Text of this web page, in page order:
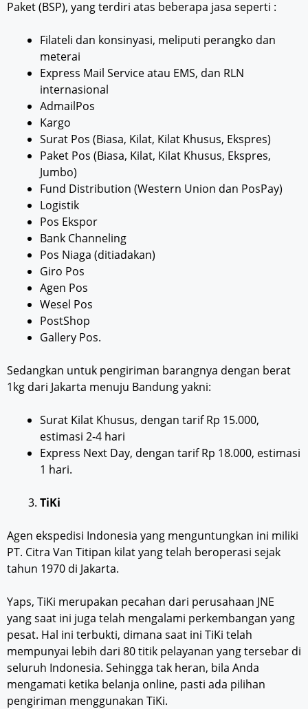
Paket (BSP), yang terdiri atas beberapa jasa seperti :
Filateli dan konsinyasi, meliputi perangko dan
meterai
Express Mail Service atau EMS, dan RLN
internasional
AdmailPos
Kargo
Surat Pos (Biasa, Kilat, Kilat Khusus, Ekspres)
Paket Pos (Biasa, Kilat, Kilat Khusus, Ekspres,
Jumbo)
Fund Distribution (Western Union dan PosPay)
Logistik
Pos Ekspor
Bank Channeling
Pos Niaga (ditiadakan)
Giro Pos
Agen Pos
Wesel Pos
PostShop
Gallery Pos.
Sedangkan untuk pengiriman barangnya dengan berat
1kg dari Jakarta menuju Bandung yakni:
Surat Kilat Khusus, dengan tarif Rp 15.000,
estimasi 2-4 hari
Express Next Day, dengan tarif Rp 18.000, estimasi
1 hari.
TiKi
Agen ekspedisi Indonesia yang menguntungkan ini miliki
PT. Citra Van Titipan kilat yang telah beroperasi sejak
tahun 1970 di Jakarta.
Yaps, TiKi merupakan pecahan dari perusahaan JNE
yang saat ini juga telah mengalami perkembangan yang
pesat. Hal ini terbukti, dimana saat ini TiKi telah
mempunyai lebih dari 80 titik pelayanan yang tersebar di
seluruh Indonesia. Sehingga tak heran, bila Anda
mengamati ketika belanja online, pasti ada pilihan
pengiriman menggunakan TiKi.